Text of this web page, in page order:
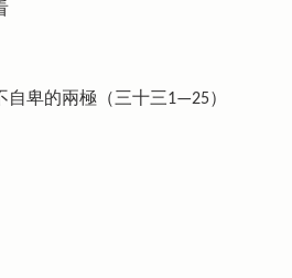
卑的兩極（三十三1—25）